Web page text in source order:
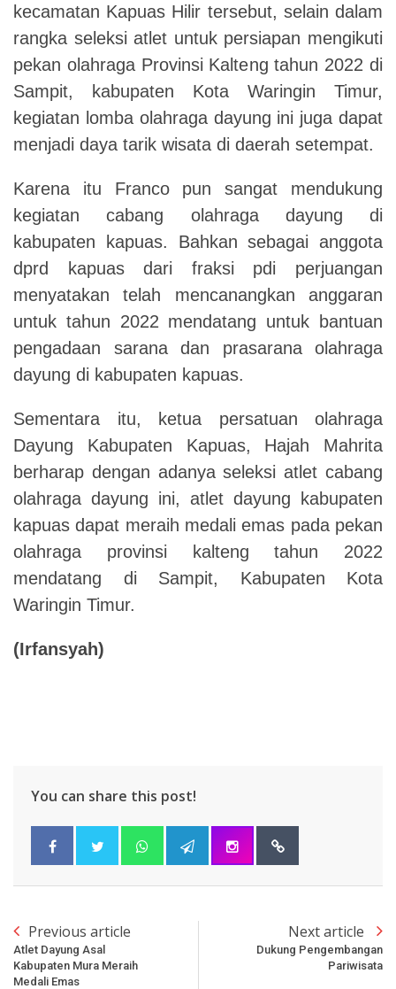
kecamatan Kapuas Hilir tersebut, selain dalam
rangka seleksi atlet untuk persiapan mengikuti
pekan olahraga Provinsi Kalteng tahun 2022 di
Sampit, kabupaten Kota Waringin Timur,
kegiatan lomba olahraga dayung ini juga dapat
menjadi daya tarik wisata di daerah setempat.
Karena itu Franco pun sangat mendukung
kegiatan cabang olahraga dayung di
kabupaten kapuas. Bahkan sebagai anggota
dprd kapuas dari fraksi pdi perjuangan
menyatakan telah mencanangkan anggaran
untuk tahun 2022 mendatang untuk bantuan
pengadaan sarana dan prasarana olahraga
dayung di kabupaten kapuas.
Sementara itu, ketua persatuan olahraga
Dayung Kabupaten Kapuas, Hajah Mahrita
berharap dengan adanya seleksi atlet cabang
olahraga dayung ini, atlet dayung kabupaten
kapuas dapat meraih medali emas pada pekan
olahraga provinsi kalteng tahun 2022
mendatang di Sampit, Kabupaten Kota
Waringin Timur.
(Irfansyah)
You can share this post!
Previous article
Atlet Dayung Asal
Kabupaten Mura Meraih
Medali Emas
Next article
Dukung Pengembangan
Pariwisata